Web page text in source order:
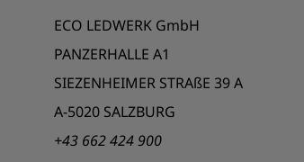
ECO LEDWERK GmbH
PANZERHALLE A1
SIEZENHEIMER STRAßE 39 A
A-5020 SALZBURG
+43 662 424 900